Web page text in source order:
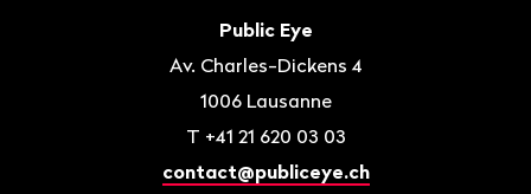
Public Eye
Av. Charles-Dickens 4
1006 Lausanne
T +41 21 620 03 03
contact@publiceye.ch